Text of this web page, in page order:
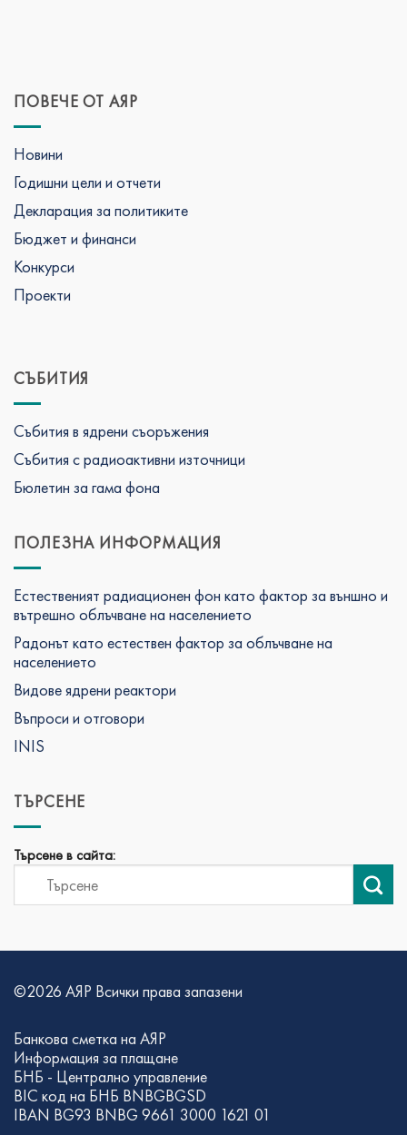
ПОВЕЧЕ ОТ АЯР
Новини
Годишни цели и отчети
Декларация за политиките
Бюджет и финанси
Конкурси
Проекти
СЪБИТИЯ
Събития в ядрени съоръжения
Събития с радиоактивни източници
Бюлетин за гама фона
ПОЛЕЗНА ИНФОРМАЦИЯ
Естественият радиационен фон като фактор за външно и
вътрешно облъчване на населението
Радонът като естествен фактор за облъчване на
населението
Видове ядрени реактори
Въпроси и отговори
INIS
ТЪРСЕНЕ
Търсене в сайта:
©2026 АЯР Всички права запазени
Банкова сметка на АЯР
Информация за плащане
БНБ - Централно управление
BIC код на БНБ BNBGBGSD
IBAN BG93 BNBG 9661 3000 1621 01